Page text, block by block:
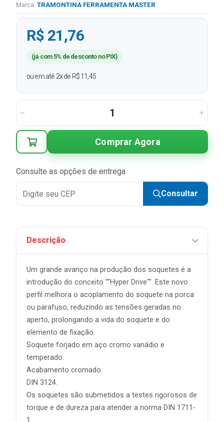
Marca: TRAMONTINA FERRAMENTA MASTER
R$ 21,76
(já com 5% de desconto no PIX)
ou em até 2x de R$ 11,45
Comprar Agora
Consulte as opções de entrega
Consultar
Descrição
Um grande avanço na produção dos soquetes é a
introdução do conceito ""Hyper Drive"". Este novo
perfil melhora o acoplamento do soquete na porca
ou parafuso, reduzindo as tensões geradas no
aperto, prolongando a vida do soquete e do
elemento de fixação.
Soquete forjado em aço cromo vanádio e
temperado.
Acabamento cromado.
DIN 3124.
Os soquetes são submetidos a testes rigorosos de
torque e de dureza para atender a norma DIN 1711-
1.